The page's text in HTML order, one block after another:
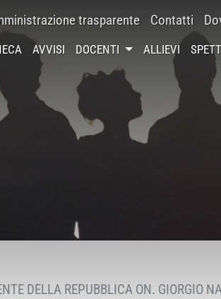
trasparente Contatti
AVVISI DOCENTI ALLIEVI
DELLA REPUBBLICA ON. GIORGIO